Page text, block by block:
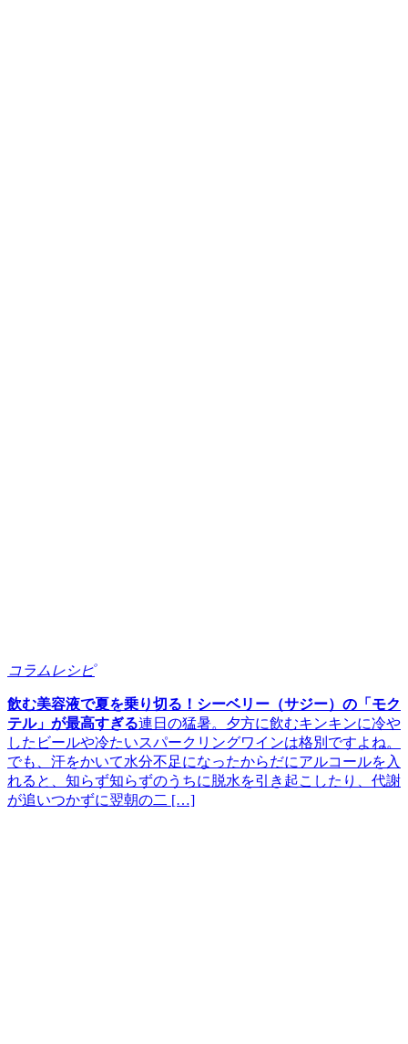
コラムレシピ
飲む美容液で夏を乗り切る！シーベリー（サジー）の「モク
テル」が最高すぎる連日の猛暑。夕方に飲むキンキンに冷や
したビールや冷たいスパークリングワインは格別ですよね。
でも、汗をかいて水分不足になったからだにアルコールを入
れると、知らず知らずのうちに脱水を引き起こしたり、代謝
が追いつかずに翌朝の二 […]